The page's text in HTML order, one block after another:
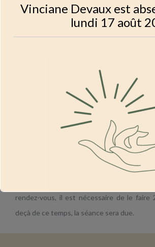
Remboursement
plusieurs séances. Une facture vous sera
Rapprochez-vous de votre
Retards et annulations
En cas de retard, la séance ne sera pas
En cas d’annulation ou de demande
rendez-vous, il est nécessaire de le faire
deçà de ce temps, la séance sera due.
Vinciane Devaux est
lundi 17 août